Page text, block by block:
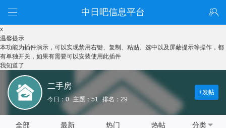
中日吧信息平台
x
温馨提示
本功能为插件演示，可以实现禁用右键、复制、粘贴、选中以及屏蔽提示等操作，都
有单独开关，如果有需要可以安装使用此插件
我知道了
二手房
今日：0 主题：51 排名：29
+发帖
全部 最新 热门 热帖 分类